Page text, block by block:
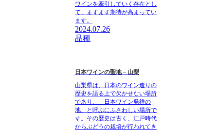
ワインを牽引していく存在とし
て、ますます期待が高まってい
ます。
2024.07.26
品種
日本ワインの聖地 – 山梨
山梨県は、日本のワイン造りの
歴史を語る上で欠かせない場所
であり、「日本ワイン発祥の
地」と呼ぶにふさわしい場所で
す。その歴史は古く、江戸時代
からぶどうの栽培が行われてき